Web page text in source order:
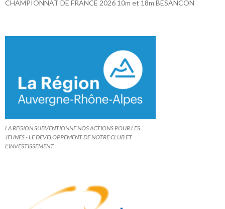
CHAMPIONNAT DE FRANCE 2026 10m et 18m BESANCON
LA REGION SUBVENTIONNE NOS ACTIONS POUR LES
JEUNES - LE DEVELOPPEMENT DE NOTRE CLUB ET
L'INVESTISSEMENT